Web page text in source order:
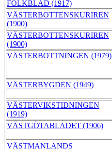
FOLKBLAD (1917)
VÄSTERBOTTENSKURIREN
(1900)
VÄSTERBOTTENSKURIREN
(1900)
VÄSTERBOTTNINGEN (1979)
VÄSTERBYGDEN (1949)
VÄSTERVIKSTIDNINGEN
(1919)
VÄSTGÖTABLADET (1906)
VÄSTMANLANDS